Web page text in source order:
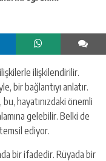
ilişkilendirilir.
bir bağlantıyı anlatır.
hayatınızdaki önemli
gelebilir. Belki de
ediyor.
bir ifadedir. Rüyada bir